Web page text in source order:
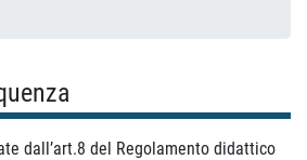
dall’art.8 del Regolamento didattico